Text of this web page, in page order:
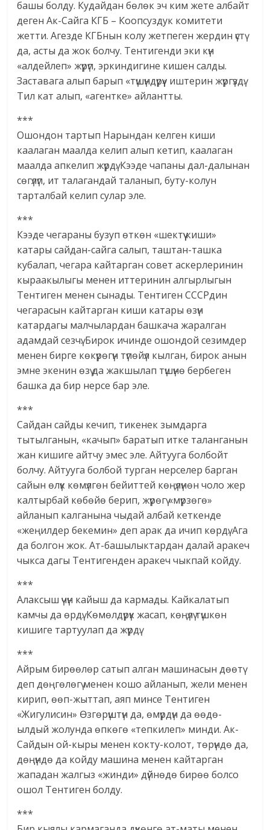
башы болду. Кудайдан бөлөк эч ким жете албайт
деген Ак-Сайга КГБ – Коопсуздук комитети
жетти. Агезде КГБнын колу жетпеген жердин үстү
да, асты да жок болчу. Тентигенди эки күн
«алдейлеп» жүрүп, эркиндигине кишен салды.
Заставага алып барып «түшүндүрүү» иштерин жүргүздү.
Тил кат алып, «агентке» айлантты.
***
Ошондон тартып Нарындан келген киши
каалаган маалда келип алып кетип, каалаган
маалда апкелип жүрдү. Кээде чапаны дал-далынан
сөгүлүп, ит талагандай таланып, буту-колун
тарталбай келип сулар эле.
***
Кээде чегараны бузуп өткөн «шектүү киши»
катары сайдан-сайга салып, таштан-ташка
кубалап, чегара кайтарган совет аскерлеринин
кыраакылыгы менен иттеринин алгырлыгын
Тентиген менен сынады. Тентиген СССРдин
чегарасын кайтарган киши катары өзүн
катардагы малчылардан башкача жаралган
адамдай сезчү. Бирок ичинде ошондой сезимдер
менен бирге көкүрөгүн түпөйүл кылган, бирок анын
эмне экенин өзү да жакшылап түшүнө бербеген
башка да бир нерсе бар эле.
***
Сайдан сайды кечип, тикенек зымдарга
тытылганын, «качып» баратып итке таланганын
жан кишиге айтчу эмес эле. Айтууга болбойт
болчу. Айтууга болбой турган нерселер барган
сайын өлүк көмүлгөн бейиттей көңүлүнөн чоло жер
калтырбай көбөйө берип, жүрөгү «мүрзөгө»
айланып калганына чыдай албай кеткенде
«жеңилдер бекемин» деп арак да ичип көрдү. Ага
да болгон жок. Ат-башылыктардан далай аракеч
чыкса дагы Тентигенден аракеч чыкпай койду.
***
Алаксыш үчүн кайыш да кармады. Кайкалатып
камчы да өрдү. Көмөлдүрүк жасап, көңүлү түшкөн
кишиге тартуулап да жүрдү.
***
Айрым бирөөлөр сатып алган машинасын дөөтү
деп дөңгөлөгү менен кошо айланып, жели менен
кирип, өөп-жыттап, аяп минсе Тентиген
«Жигулисин» Өзгөрүштүн да, өмүрдүн да өөдө-
ылдый жолунда өпкөгө «тепкилеп» минди. Ак-
Сайдын ой-кыры менен кокту-колот, төрүндө да,
дөңүндө да койду машина менен кайтарган
жападан жалгыз «жинди» дүйнөдө бирөө болсо
ошол Тентиген болду.
***